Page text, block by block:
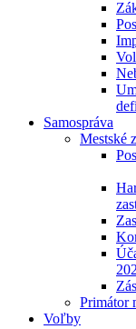
Samospráva
Mestské
Primátor
Voľby